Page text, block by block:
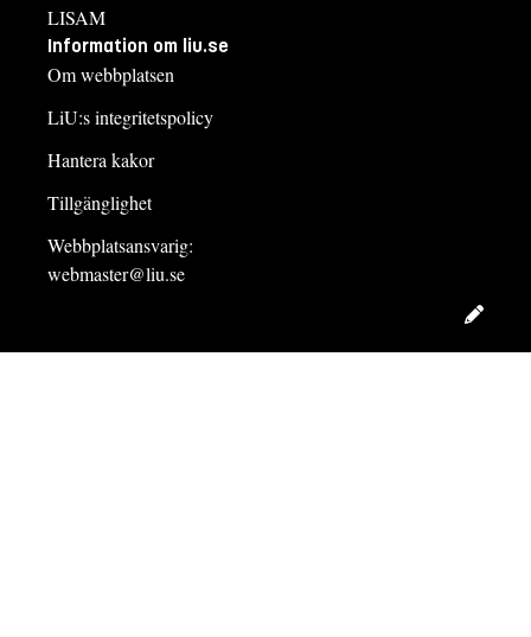
LISAM
Information om liu.se
Om webbplatsen
LiU:s integritetspolicy
Hantera kakor
Tillgänglighet
Webbplatsansvarig:
webmaster@liu.se